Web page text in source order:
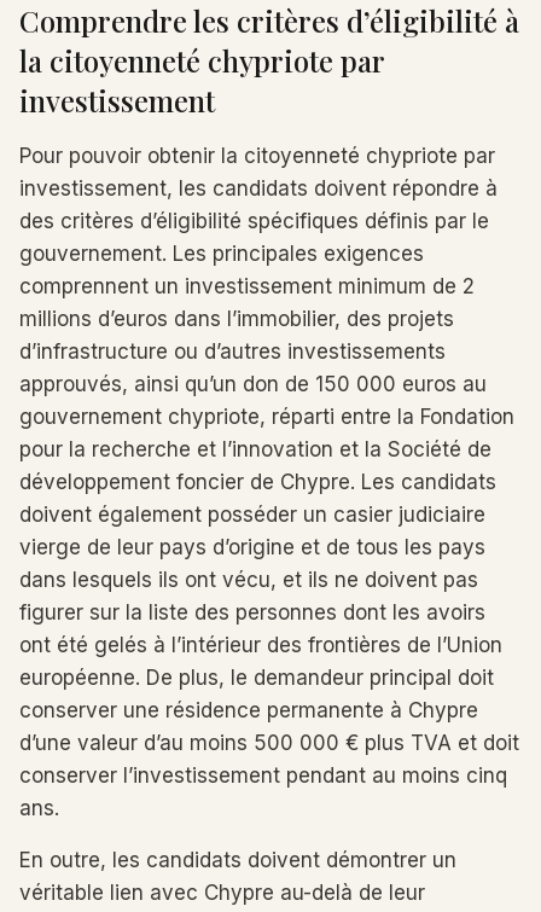
Comprendre les critères d’éligibilité à
la citoyenneté chypriote par
investissement
Pour pouvoir obtenir la citoyenneté chypriote par
investissement, les candidats doivent répondre à
des critères d’éligibilité spécifiques définis par le
gouvernement. Les principales exigences
comprennent un investissement minimum de 2
millions d’euros dans l’immobilier, des projets
d’infrastructure ou d’autres investissements
approuvés, ainsi qu’un don de 150 000 euros au
gouvernement chypriote, réparti entre la Fondation
pour la recherche et l’innovation et la Société de
développement foncier de Chypre. Les candidats
doivent également posséder un casier judiciaire
vierge de leur pays d’origine et de tous les pays
dans lesquels ils ont vécu, et ils ne doivent pas
figurer sur la liste des personnes dont les avoirs
ont été gelés à l’intérieur des frontières de l’Union
européenne. De plus, le demandeur principal doit
conserver une résidence permanente à Chypre
d’une valeur d’au moins 500 000 € plus TVA et doit
conserver l’investissement pendant au moins cinq
ans.
En outre, les candidats doivent démontrer un
véritable lien avec Chypre au-delà de leur